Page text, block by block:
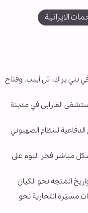
الايرانية
بني براك، تل أبيب، وفتاح
الفارابي في مدينة
للنظام الصهيوني
مباشر فجر اليوم على
المتجه نحو الكيان
مسيَرة انتحارية نحو